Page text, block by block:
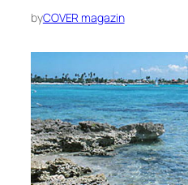
byCOVER magazin